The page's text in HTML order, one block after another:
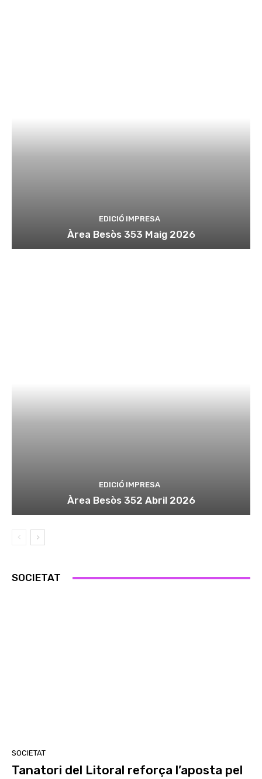
EDICIÓ IMPRESA
Àrea Besòs 353 Maig 2026
EDICIÓ IMPRESA
Àrea Besòs 352 Abril 2026
SOCIETAT
SOCIETAT
Tanatori del Litoral reforça l’aposta pel